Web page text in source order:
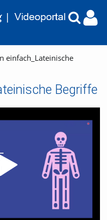
einfach_Lateinische
Begriffe